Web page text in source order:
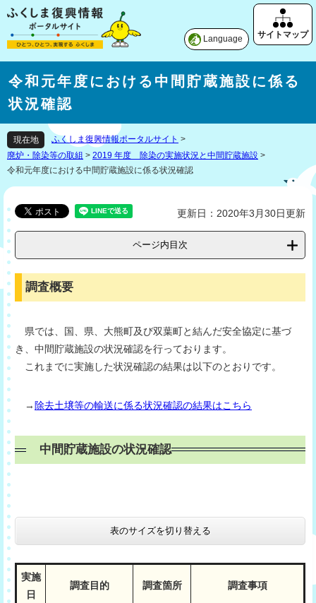
Language
令和元年度における中間貯蔵施設に係る
状況確認
現在地 ふくしま復興情報ポータルサイト >
廃炉・除染等の取組 > 2019 年度 除染の実施状況と中間貯蔵施設 >
令和元年度における中間貯蔵施設に係る状況確認
更新日：2020年3月30日更新
ページ内目次
調査概要
県では、国、県、大熊町及び双葉町と結んだ安全協定に基づ
き、中間貯蔵施設の状況確認を行っております。
これまでに実施した状況確認の結果は以下のとおりです。
→ 除去土壌等の輸送に係る状況確認の結果はこちら
中間貯蔵施設の状況確認
表のサイズを切り替える
実施
日
調査目的 調査箇所 調査事項